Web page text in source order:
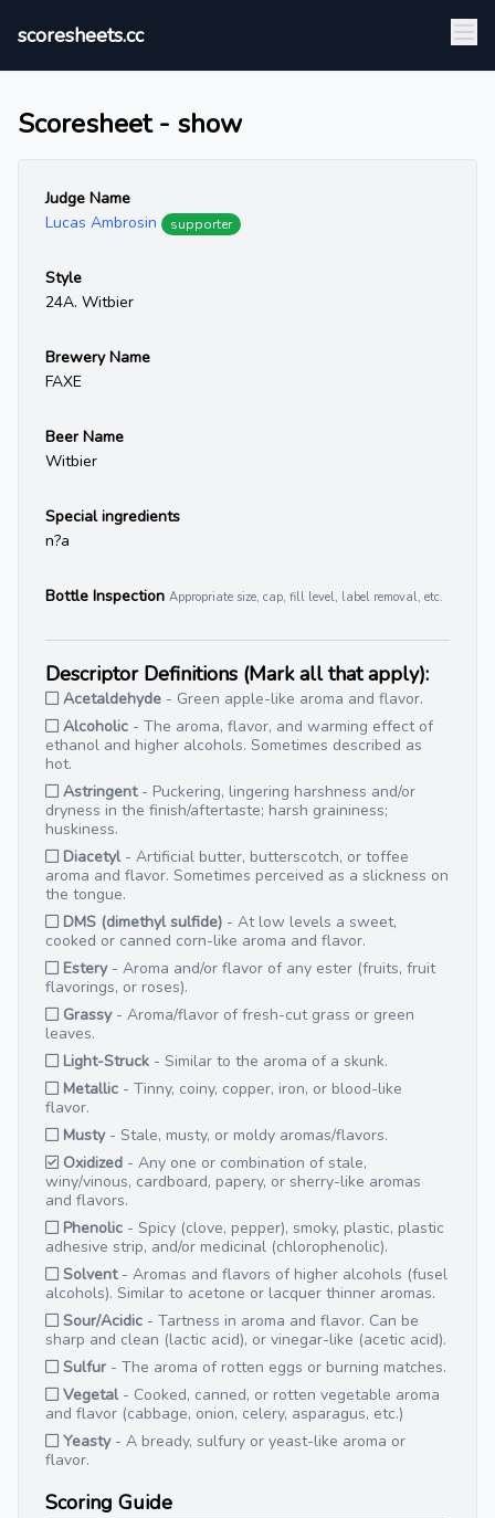
scoresheets.cc
Scoresheet - show
Judge Name
Lucas Ambrosin
supporter
Style
24A. Witbier
Brewery Name
FAXE
Beer Name
Witbier
Special ingredients
n?a
Bottle Inspection Appropriate size, cap, fill level, label removal, etc.
Descriptor Definitions (Mark all that apply):
Acetaldehyde - Green apple-like aroma and flavor.
Alcoholic - The aroma, flavor, and warming effect of
ethanol and higher alcohols. Sometimes described as
hot.
Astringent- Puckering, lingering harshness and/or
dryness in the finish/aftertaste; harsh graininess;
huskiness.
Diacetyl- Artificial butter, butterscotch, or toffee
aroma and flavor. Sometimes perceived as a slickness on
the tongue.
DMS (dimethyl sulfide) - At low levels a sweet,
cooked or canned corn-like aroma and flavor.
Estery- Aroma and/or flavor of any ester (fruits, fruit
flavorings, or roses).
Grassy- Aroma/flavor of fresh-cut grass or green
leaves.
Light-Struck - Similar to the aroma of a skunk.
Metallic - Tinny, coiny, copper, iron, or blood-like
flavor.
Musty- Stale, musty, or moldy aromas/flavors.
Oxidized - Any one or combination of stale,
winy/vinous, cardboard, papery, or sherry-like aromas
and flavors.
Phenolic - Spicy (clove, pepper), smoky, plastic, plastic
adhesive strip, and/or medicinal (chlorophenolic).
Solvent- Aromas and flavors of higher alcohols (fusel
alcohols). Similar to acetone or lacquer thinner aromas.
Sour/Acidic - Tartness in aroma and flavor. Can be
sharp and clean (lactic acid), or vinegar-like (acetic acid).
Sulfur - The aroma of rotten eggs or burning matches.
Vegetal- Cooked, canned, or rotten vegetable aroma
and flavor (cabbage, onion, celery, asparagus, etc.)
Yeasty- A bready, sulfury or yeast-like aroma or
flavor.
Scoring Guide